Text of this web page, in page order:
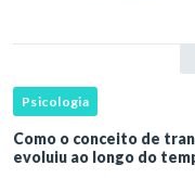
Psicologia
Como o conceito de
evoluiu ao longo do